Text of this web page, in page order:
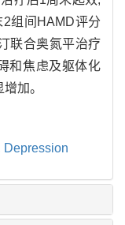
组间HAMD评分
联合奥氮平治疗
和焦虑及躯体化
加。
Depression